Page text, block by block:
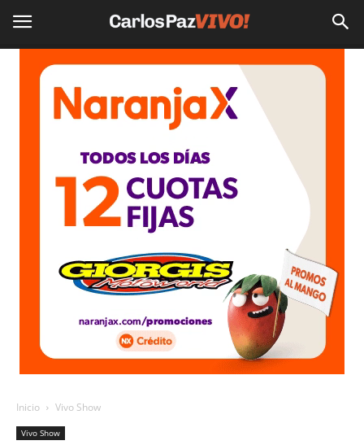
Inicio Vivo Show
Vivo Show